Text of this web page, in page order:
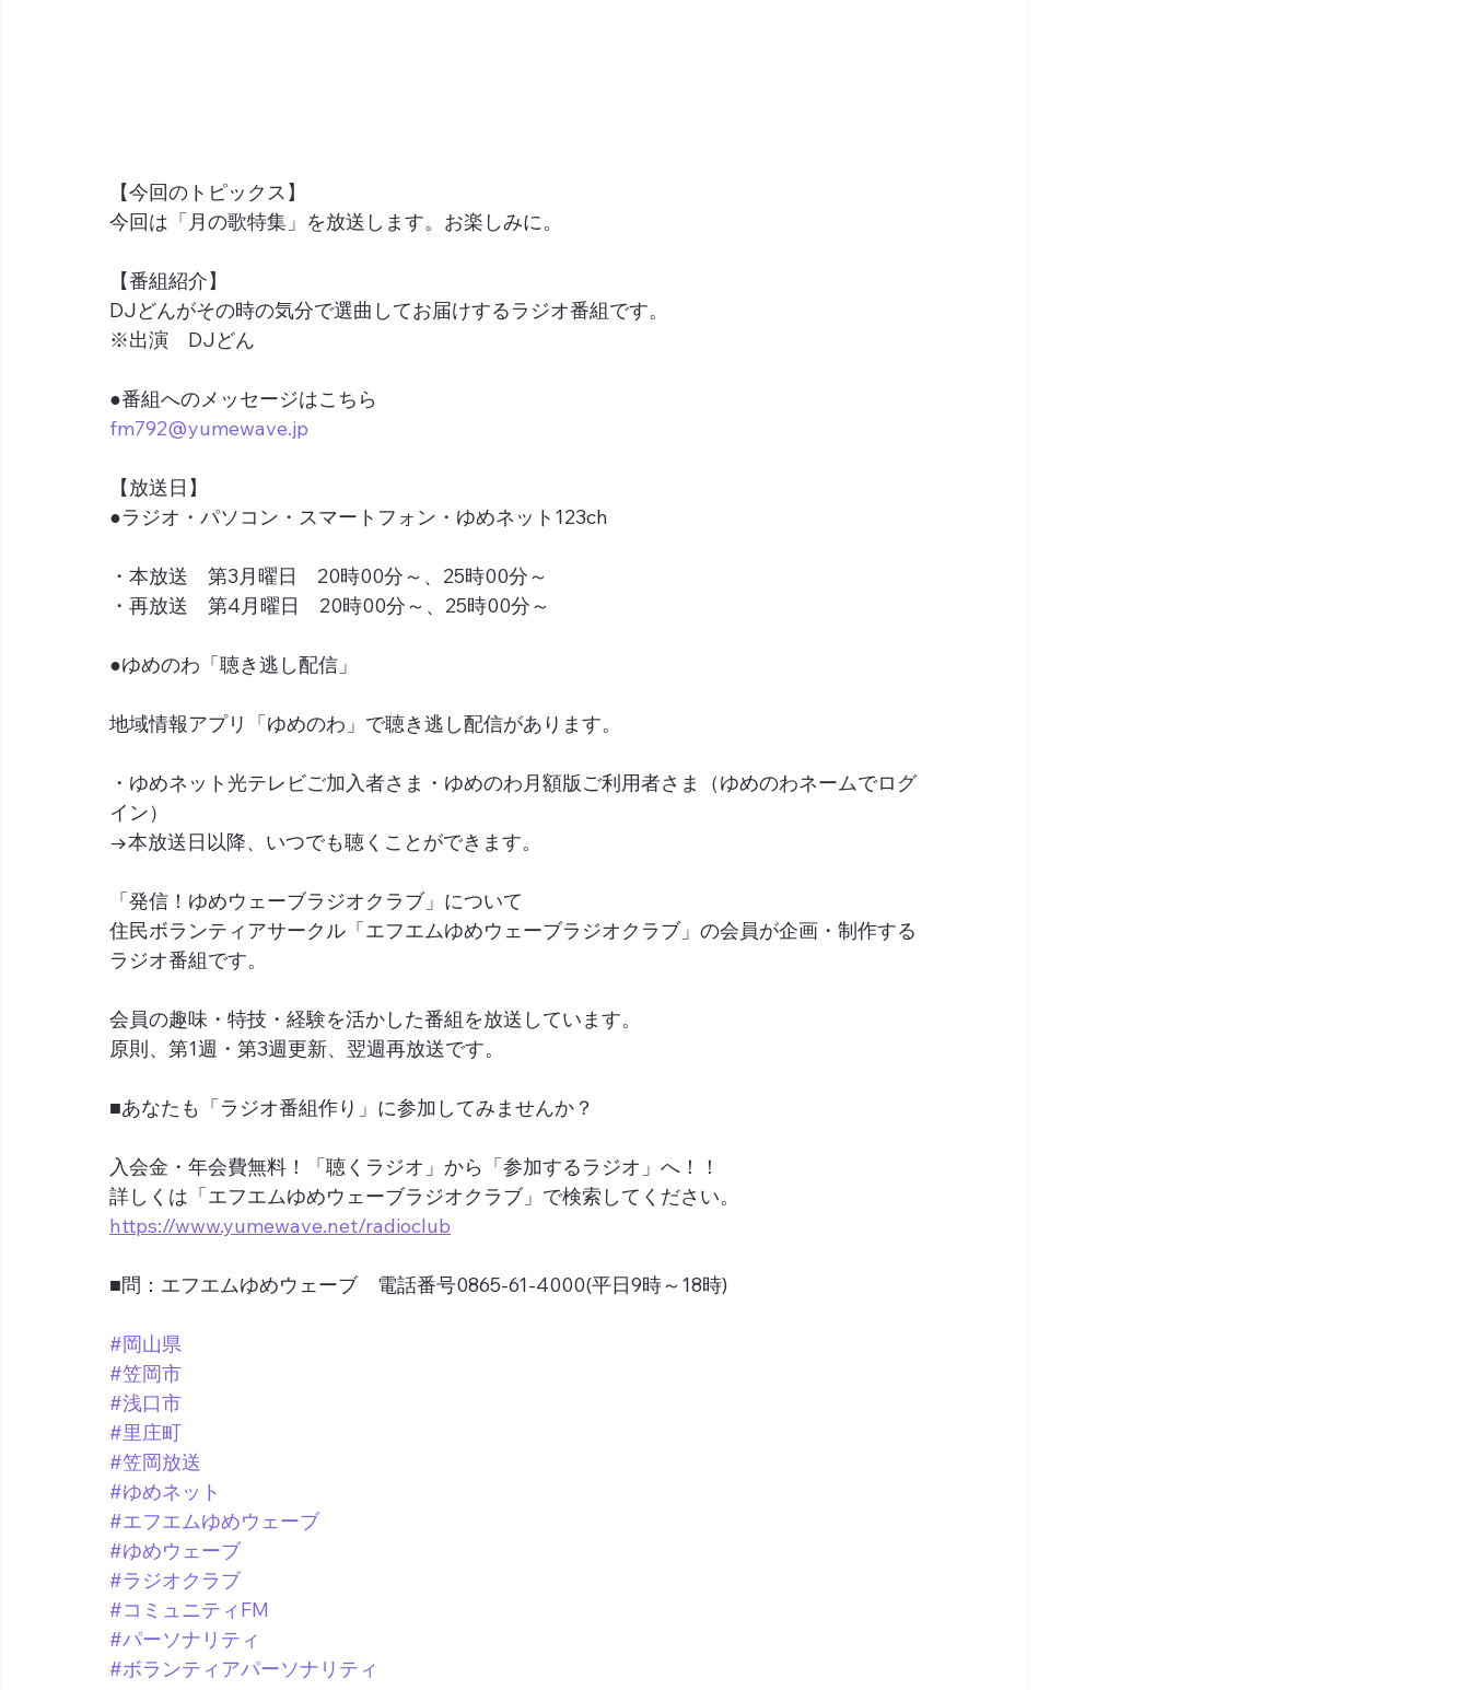
【今回のトピックス】
今回は「月の歌特集」を放送します。お楽しみに。
【番組紹介】
DJどんがその時の気分で選曲してお届けするラジオ番組です。
※出演　DJどん
●番組へのメッセージはこちら
fm792@yumewave.jp
【放送日】
●ラジオ・パソコン・スマートフォン・ゆめネット123ch
・本放送　第3月曜日　20時00分～、25時00分～
・再放送　第4月曜日　20時00分～、25時00分～
●ゆめのわ「聴き逃し配信」
地域情報アプリ「ゆめのわ」で聴き逃し配信があります。
・ゆめネット光テレビご加入者さま・ゆめのわ月額版ご利用者さま（ゆめのわネームでログ
イン）
→本放送日以降、いつでも聴くことができます。
「発信！ゆめウェーブラジオクラブ」について
住民ボランティアサークル「エフエムゆめウェーブラジオクラブ」の会員が企画・制作する
ラジオ番組です。
会員の趣味・特技・経験を活かした番組を放送しています。
原則、第1週・第3週更新、翌週再放送です。
■あなたも「ラジオ番組作り」に参加してみませんか？
入会金・年会費無料！「聴くラジオ」から「参加するラジオ」へ！！
詳しくは「エフエムゆめウェーブラジオクラブ」で検索してください。
https://www.yumewave.net/radioclub
■問：エフエムゆめウェーブ　電話番号0865-61-4000(平日9時～18時)
#岡山県
#笠岡市
#浅口市
#里庄町
#笠岡放送
#ゆめネット
#エフエムゆめウェーブ
#ゆめウェーブ
#ラジオクラブ
#コミュニティFM
#パーソナリティ
#ボランティアパーソナリティ